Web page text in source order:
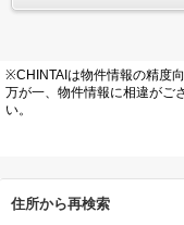
※CHINTAIは物件情報の精度
万が一、物件情報に相違がご
い。
住所から再検索